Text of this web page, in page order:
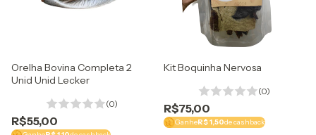
Orelha Bovina Completa 2
Unid Unid Lecker
(0)
R$55,00
Kit Boquinha Nervosa
(0)
R$75,00
GanheR$ 1,50de cashback